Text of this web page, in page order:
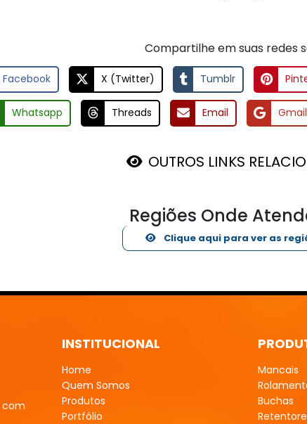
Compartilhe em suas redes
Facebook X (Twitter) Tumblr
Whatsapp Threads Email Gmail
OUTROS LINKS
Regiões Onde
Clique aqui para ver as
com
INSTITUCIONAL
Home
Quem Somos
Produtos
Portfólio
Mancais
Buchas